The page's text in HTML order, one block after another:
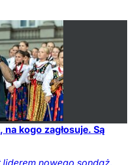
kogo zagłosuje. Są